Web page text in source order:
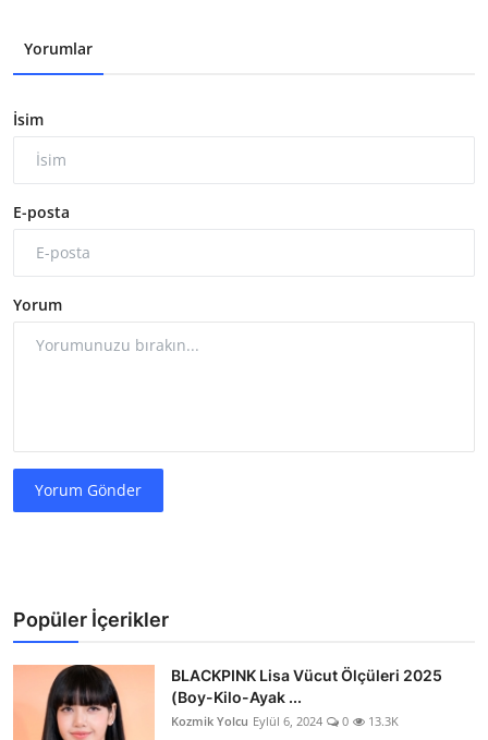
Yorumlar
İsim
E-posta
Yorum
Yorum Gönder
Popüler İçerikler
BLACKPINK Lisa Vücut Ölçüleri 2025
(Boy-Kilo-Ayak ...
Kozmik Yolcu Eylül 6, 2024 0 13.3K